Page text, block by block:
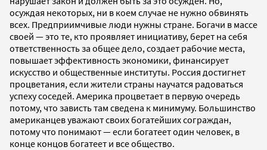
осуждая некоторых, ни в коем случае не нужно обвинять
всех. Предприимчивые люди нужны стране. Богачи в массе
своей — это те, кто проявляет инициативу, берет на себя
ответственность за общее дело, создает рабочие места,
повышает эффективность экономики, финансирует
искусство и общественные институты. Россия достигнет
процветания, если жители страны научатся радоваться
успеху соседей. Америка процветает в первую очередь
потому, что зависть там сведена к минимуму. Большинство
американцев уважают своих богатейших сограждан,
потому что понимают — если богатеет один человек, в
конце концов богатеет и все общество.